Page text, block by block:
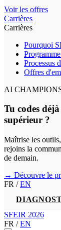
Voir les offres
Carrières
Carrières
Pourquoi
Processus
Offres
AI
Tu codes
supérieur ?
Maîtrise les
rejoins la
de demain.
→ Découvre le
FR / EN
SFEIR 2026
FR / EN